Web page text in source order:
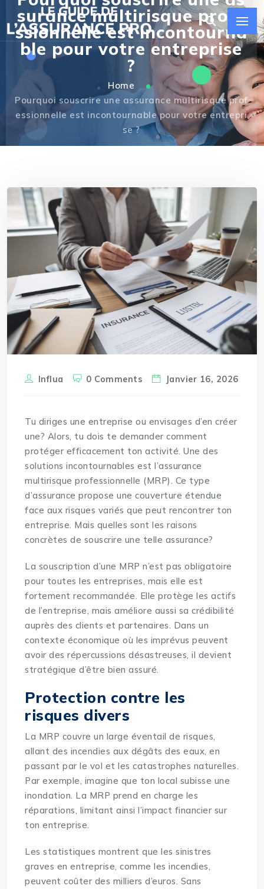
surance multirisque profe
ssionnelle est incontourna
ble pour votre entreprise
?
Home
Pourquoi souscrire une assurance multirisque prof
essionnelle est incontournable pour votre entrepri
se ?
Influa 0 Comments Janvier 16, 2026
Tu diriges une entreprise ou envisages d’en créer
une? Alors, tu dois te demander comment
protéger efficacement ton activité. Une des
solutions incontournables est l’assurance
multirisque professionnelle (MRP). Ce type
d’assurance propose une couverture étendue
face aux risques variés que peut rencontrer ton
entreprise. Mais quelles sont les raisons
concrètes de souscrire une telle assurance?
La souscription d’une MRP n’est pas obligatoire
pour toutes les entreprises, mais elle est
fortement recommandée. Elle protège les actifs
de l’entreprise, mais améliore aussi sa crédibilité
auprès des clients et partenaires. Dans un
contexte économique où les imprévus peuvent
avoir des répercussions désastreuses, il devient
stratégique d’être bien assuré.
Protection contre les
risques divers
La MRP couvre un large éventail de risques,
allant des incendies aux dégâts des eaux, en
passant par le vol et les catastrophes naturelles.
Par exemple, imagine que ton local subisse une
inondation. La MRP prend en charge les
réparations, limitant ainsi l’impact financier sur
ton entreprise.
Les statistiques montrent que les sinistres
graves en entreprise, comme les incendies,
peuvent coûter des milliers d’euros. Sans